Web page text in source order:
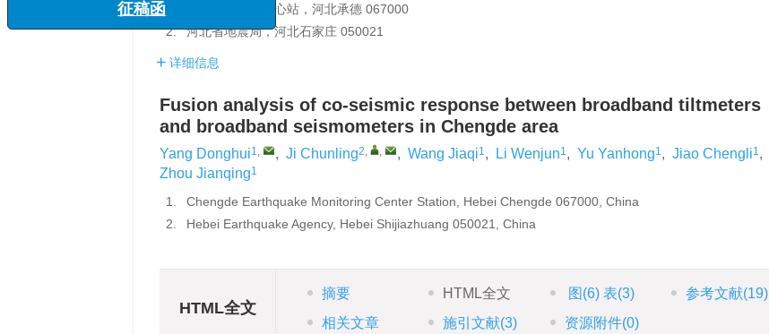
1.
承德地震监测中心站，河北承德 067000
2.
河北省地震局，河北石家庄 050021
详细信息
Fusion analysis of co-seismic response between broadband tiltmeters
and broadband seismometers in Chengde area
Yang Donghui1, , Ji Chunling2, , , Wang Jiaqi1, Li Wenjun1, Yu Yanhong1, Jiao Chengli1,
Zhou Jianqing1
1.
Chengde Earthquake Monitoring Center Station, Hebei Chengde 067000, China
2.
Hebei Earthquake Agency, Hebei Shijiazhuang 050021, China
HTML全文
摘要 HTML全文 图 (6)表(3) 参考文献(19)
相关文章
施引文献(3) 资源附件(0)
x
“海洋工程与地震科学进展”专栏